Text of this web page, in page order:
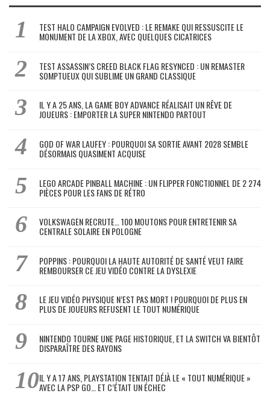
TEST HALO CAMPAIGN EVOLVED : LE REMAKE QUI RESSUSCITE LE
MONUMENT DE LA XBOX, AVEC QUELQUES CICATRICES
TEST ASSASSIN’S CREED BLACK FLAG RESYNCED : UN REMASTER
SOMPTUEUX QUI SUBLIME UN GRAND CLASSIQUE
IL Y A 25 ANS, LA GAME BOY ADVANCE RÉALISAIT UN RÊVE DE
JOUEURS : EMPORTER LA SUPER NINTENDO PARTOUT
GOD OF WAR LAUFEY : POURQUOI SA SORTIE AVANT 2028 SEMBLE
DÉSORMAIS QUASIMENT ACQUISE
LEGO ARCADE PINBALL MACHINE : UN FLIPPER FONCTIONNEL DE 2 274
PIÈCES POUR LES FANS DE RÉTRO
VOLKSWAGEN RECRUTE… 100 MOUTONS POUR ENTRETENIR SA
CENTRALE SOLAIRE EN POLOGNE
POPPINS : POURQUOI LA HAUTE AUTORITÉ DE SANTÉ VEUT FAIRE
REMBOURSER CE JEU VIDÉO CONTRE LA DYSLEXIE
LE JEU VIDÉO PHYSIQUE N’EST PAS MORT ! POURQUOI DE PLUS EN
PLUS DE JOUEURS REFUSENT LE TOUT NUMÉRIQUE
NINTENDO TOURNE UNE PAGE HISTORIQUE, ET LA SWITCH VA BIENTÔT
DISPARAÎTRE DES RAYONS
IL Y A 17 ANS, PLAYSTATION TENTAIT DÉJÀ LE « TOUT NUMÉRIQUE »
AVEC LA PSP GO… ET C’ÉTAIT UN ÉCHEC